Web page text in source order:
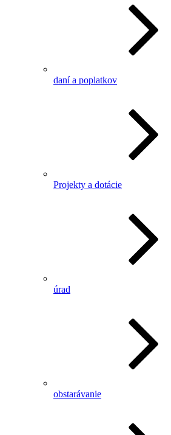
daní a poplatkov
Projekty a dotácie
úrad
obstarávanie